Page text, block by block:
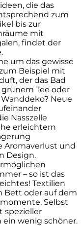
die das
zum
bis zur
mit
findet der
um das gewisse
Beispiel mit
der das Bad
Tee oder
Neue
Nasszelle
erleichtern
Aromaverlust und
Design.
– so ist das
Textilien
Bett oder auf dem
Selbst
spezieller
ein wenig schöner.